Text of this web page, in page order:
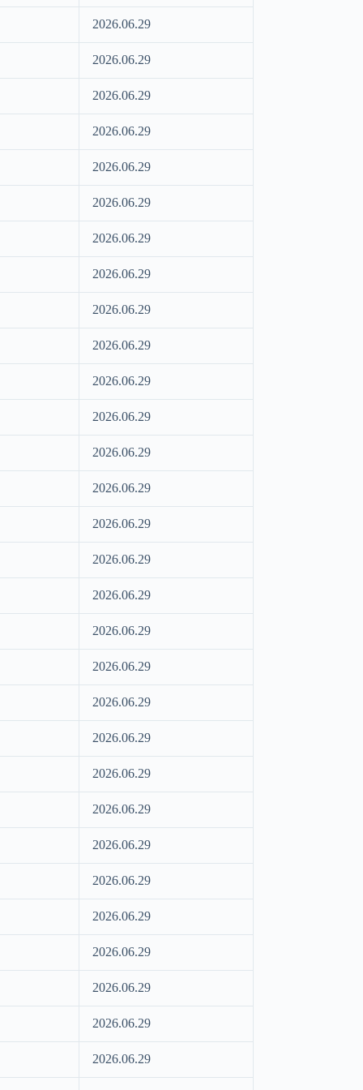
2026.06.29
2026.06.29
2026.06.29
2026.06.29
2026.06.29
2026.06.29
2026.06.29
2026.06.29
2026.06.29
2026.06.29
2026.06.29
2026.06.29
2026.06.29
2026.06.29
2026.06.29
2026.06.29
2026.06.29
2026.06.29
2026.06.29
2026.06.29
2026.06.29
2026.06.29
2026.06.29
2026.06.29
2026.06.29
2026.06.29
2026.06.29
2026.06.29
2026.06.29
2026.06.29